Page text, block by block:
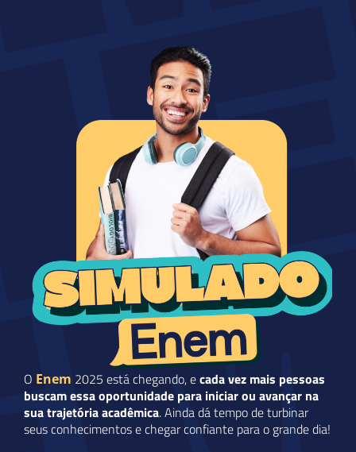
O Enem 2025 está chegando, ecada vez mais pessoas
buscam essa oportunidade para iniciar ou avançar na
sua trajetória acadêmica. Ainda dá tempo de turbinar
seus conhecimentos e chegar confiante para o grande dia!